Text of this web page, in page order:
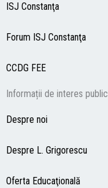
ISJ Constanţa
Forum ISJ Constanţa
CCDG FEE
Informații de interes public
Despre noi
Despre L. Grigorescu
Oferta Educaţională